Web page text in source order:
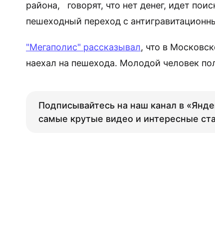
района, говорят, что нет денег, идет
пешеходный переход с
"Мегаполис" рассказывал, что в
наехал на пешехода. Молодой человек
Подписывайтесь на наш канал в
самые крутые видео и интересные